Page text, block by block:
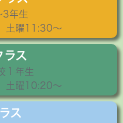
3年生
土曜11:30～
ス
１年生
土曜10:20～
ス